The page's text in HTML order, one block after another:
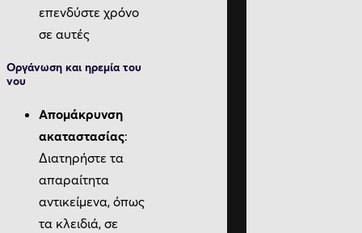
επενδύστε χρόνο
σε αυτές
Οργάνωση και ηρεμία του
νου
Απομάκρυνση
ακαταστασίας:
Διατηρήστε τα
απαραίτητα
αντικείμενα, όπως
τα κλειδιά, σε